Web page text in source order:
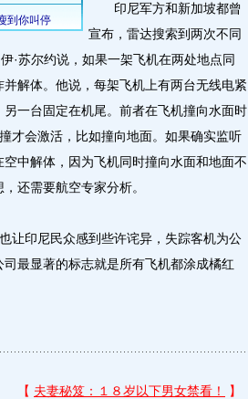
印尼军方和新加坡都曾
宣布，雷达搜索到两次不同
·苏尔约说，如果一架飞机在两处地点同
解体。他说，每架飞机上有两台无线电紧
一台固定在机尾。前者在飞机撞向水面时
才会激活，比如撞向地面。如果确实监听
中解体，因为飞机同时撞向水面和地面不
还需要航空专家分析。
印尼民众感到些许诧异，失踪客机为公
最显著的标志就是所有飞机都涂成橘红